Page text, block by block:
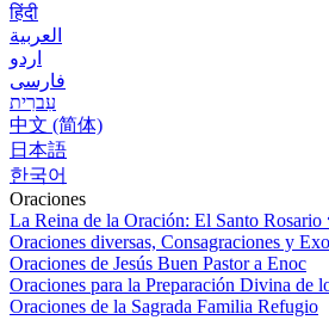
हिंदी
العربية
اردو
فارسی
עִברִית
中文 (简体)
日本語
한국어
Oraciones
La Reina de la Oración: El Santo Rosario
Oraciones diversas, Consagraciones y
Oraciones de Jesús Buen Pastor a Enoc
Oraciones para la Preparación Divina de
Oraciones de la Sagrada Familia Refugio